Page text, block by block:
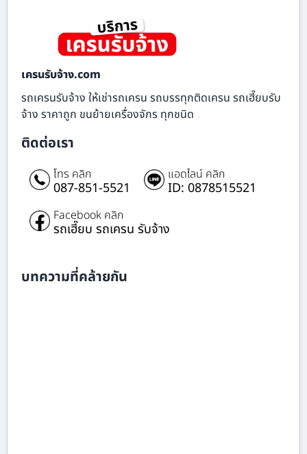
เครนรับจ้าง.com
รถเครนรับจ้าง ให้เช่ารถเครน รถบรรทุกติดเครน รถเฮี๊ยบรับ
จ้าง ราคาถูก ขนย้ายเครื่องจักร ทุกชนิด
ติดต่อเรา
โทร คลิก
087-851-5521
แอดไลน์ คลิก
ID: 0878515521
Facebook คลิก
รถเฮี๊ยบ รถเครน รับจ้าง
บทความที่คล้ายกัน